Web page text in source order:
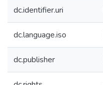
dc.identifier.uri
dc.language.iso
dc.publisher